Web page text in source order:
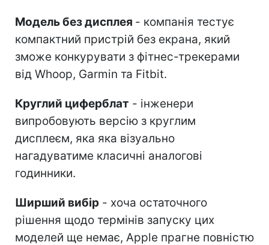
Модель без дисплея - компанія тестує
компактний пристрій без екрана, який
зможе конкурувати з фітнес-трекерами
від Whoop, Garmin та Fitbit.
Круглий циферблат - інженери
випробовують версію з круглим
дисплеєм, яка яка візуально
нагадуватиме класичні аналогові
годинники.
Ширший вибір - хоча остаточного
рішення щодо термінів запуску цих
моделей ще немає, Apple прагне повністю